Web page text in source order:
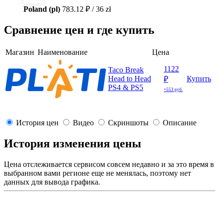
Poland (pl) 783.12 ₽ / 36 zł
Сравнение цен и где купить
Магазин Наименование Цена
Taco Break
Head to Head
PS4 & PS5
1122
₽
+553 руб.
Купить
История цен Видео Скриншоты Описание
История изменения цены
Цена отслеживается сервисом совсем недавно и за это время в
выбранном вами регионе еще не менялась, поэтому нет
данных для вывода графика.